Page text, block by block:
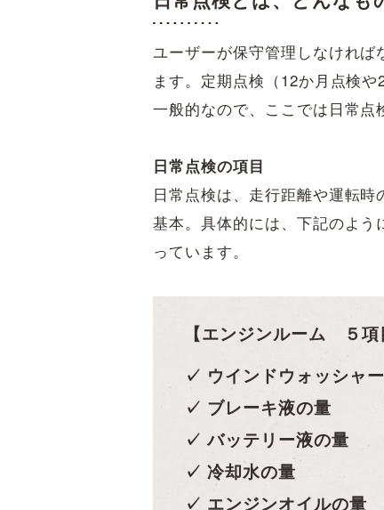
ユーザーが保守管理しなけれ
ます。定期点検（12か月点検
一般的なので、ここでは日常点
日常点検の項目
日常点検は、走行距離や運転
基本。具体的には、下記のよ
っています。
【エンジンルーム ５項
✓ ウインドウォッシャ
✓ ブレーキ液の量
✓ バッテリー液の量
✓ 冷却水の量
✓ エンジンオイルの量